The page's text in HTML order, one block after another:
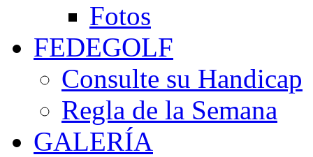
Fotos
FEDEGOLF
Consulte su Handicap
Regla de la Semana
GALERÍA